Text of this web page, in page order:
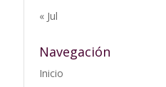
« Jul
Navegación
Inicio